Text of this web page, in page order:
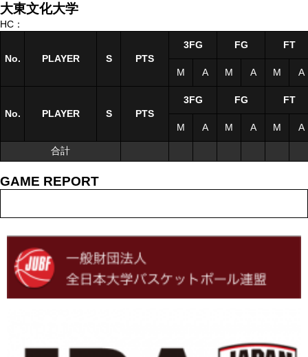
大東文化大学
HC：
No. PLAYER S
No. PLAYER S
合計
No. PLAYER S PTS
3FG FG FT
M A M A M A
No. PLAYER S PTS
3FG FG FT
M A M A M A
合計
GAME REPORT